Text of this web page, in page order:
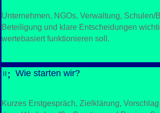
Unternehmen, NGOs, Verwaltung, Schulen/
Beteiligung und klare Entscheidungen
wertebasiert funktionieren soll.
=; Wie starten wir?
Kurzes Erstgespräch, Zielklärung,